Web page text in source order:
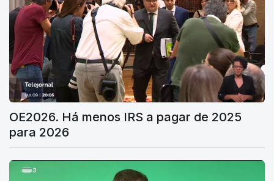
OE2026. Há menos IRS a pagar de 2025
para 2026